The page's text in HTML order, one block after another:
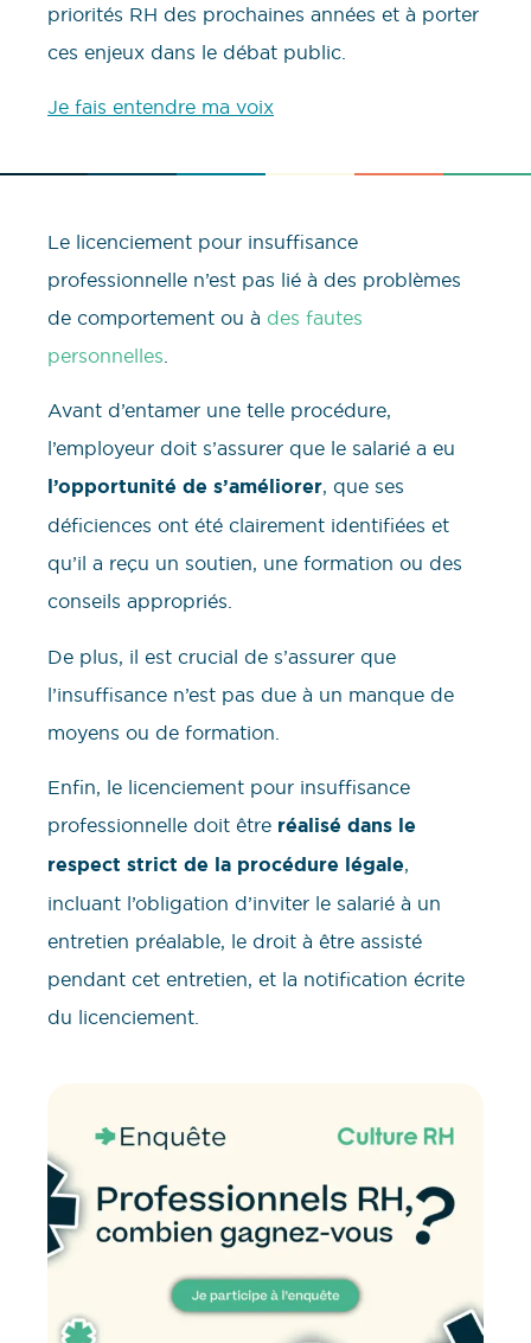
priorités RH des prochaines années et à porter
ces enjeux dans le débat public.
Je fais entendre ma voix
Le licenciement pour insuffisance
professionnelle n’est pas lié à des problèmes
de comportement ou à des fautes
personnelles
Avant d’entamer une telle procédure,
l’employeur doit s’assurer que le salarié a eu
l’opportunité de s’améliorer, que ses
déficiences ont été clairement identifiées et
qu’il a reçu un soutien, une formation ou des
conseils appropriés.
De plus, il est crucial de s’assurer que
l’insuffisance n’est pas due à un manque de
moyens ou de formation.
Enfin, le licenciement pour insuffisance
professionnelle doit être réalisé dans le
respect strict de la procédure légale,
incluant l’obligation d’inviter le salarié à un
entretien préalable, le droit à être assisté
pendant cet entretien, et la notification écrite
du licenciement.